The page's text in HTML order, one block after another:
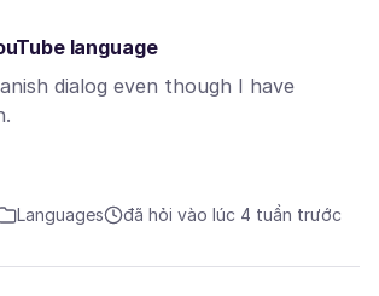
language
dialog even though I have
Languages đã hỏi vào lúc 4 tuần trước